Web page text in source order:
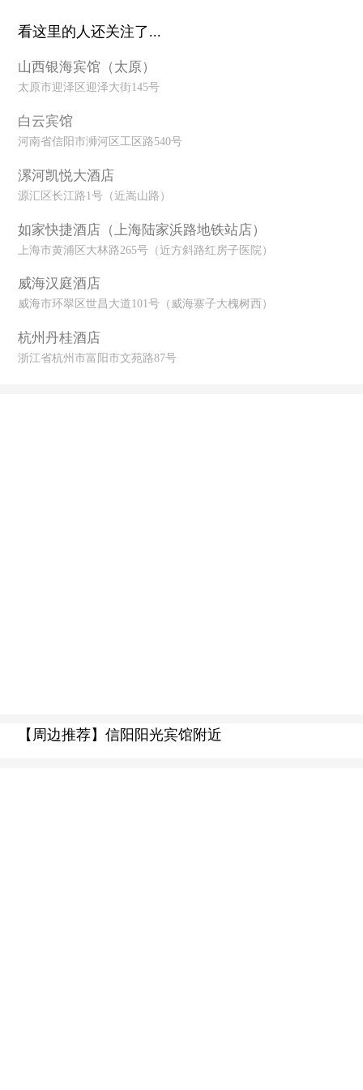
看这里的人还关注了...
山西银海宾馆（太原）
太原市迎泽区迎泽大街145号
白云宾馆
河南省信阳市浉河区工区路540号
漯河凯悦大酒店
源汇区长江路1号（近嵩山路）
如家快捷酒店（上海陆家浜路地铁站店）
上海市黄浦区大林路265号（近方斜路红房子医院）
威海汉庭酒店
威海市环翠区世昌大道101号（威海寨子大槐树西）
杭州丹桂酒店
浙江省杭州市富阳市文苑路87号
【周边推荐】信阳阳光宾馆附近